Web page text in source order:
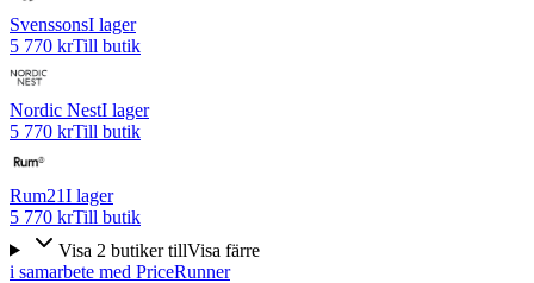
SvenssonsI lager
5 770 krTill butik
Nordic NestI lager
5 770 krTill butik
Rum21I lager
5 770 krTill butik
Visa 2 butiker tillVisa färre
i samarbete med PriceRunner